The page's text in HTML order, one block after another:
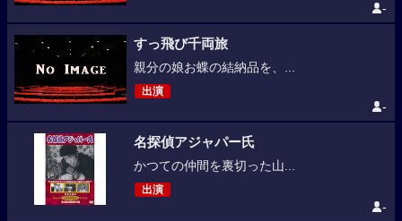
-
すっ飛び千両旅
親分の娘お蝶の結納品を、...
出演
-
名探偵アジャパー氏
かつての仲間を裏切った山...
出演
-